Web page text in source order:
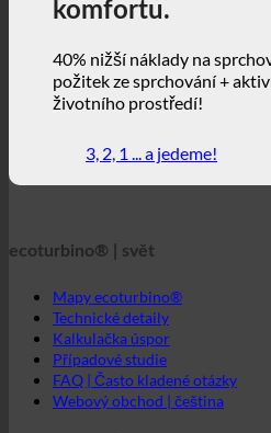
40% nižší náklady na
životního prostředí!
3, 2, 1 ... a jedeme!
Mapy ecoturbino®
Kalkulačka úspor
Případové studie
FAQ | Často kladené otázky
Webový obchod | čeština
ecoturbino® | direct